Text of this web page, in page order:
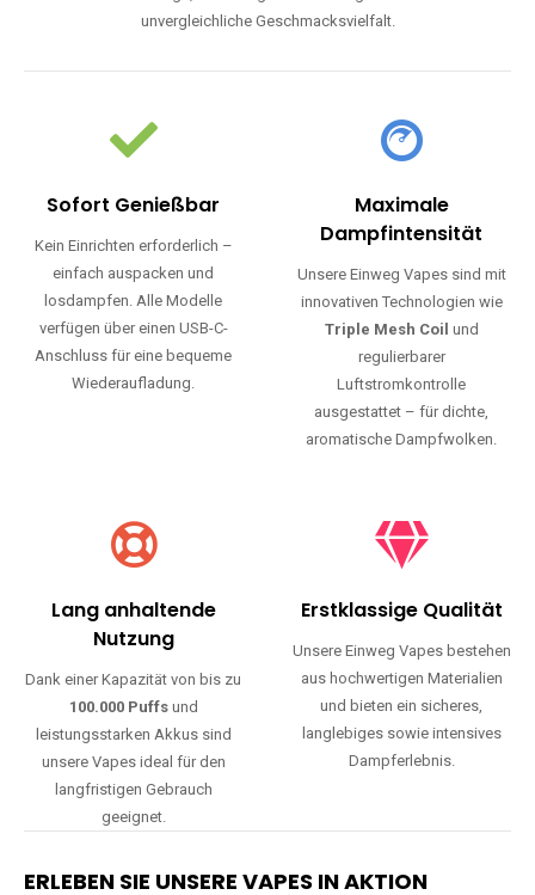
unvergleichliche Geschmacksvielfalt.
Sofort Genießbar
Kein Einrichten erforderlich –
einfach auspacken und
losdampfen. Alle Modelle
verfügen über einen USB-C-
Anschluss für eine bequeme
Wiederaufladung.
Maximale
Dampfintensität
Unsere Einweg Vapes sind mit
innovativen Technologien wie
Triple Mesh Coil und
regulierbarer
Luftstromkontrolle
ausgestattet – für dichte,
aromatische Dampfwolken.
Lang anhaltende
Nutzung
Dank einer Kapazität von bis zu
100.000 Puffsund
leistungsstarken Akkus sind
unsere Vapes ideal für den
langfristigen Gebrauch
geeignet.
Erstklassige Qualität
Unsere Einweg Vapes bestehen
aus hochwertigen Materialien
und bieten ein sicheres,
langlebiges sowie intensives
Dampferlebnis.
ERLEBEN SIE UNSERE VAPES IN AKTION